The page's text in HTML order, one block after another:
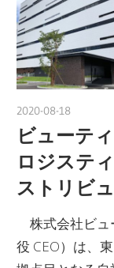
2020-08-18
ビューテ
ロジステ
ストリビ
株式会社ビュ
役 CEO）は、